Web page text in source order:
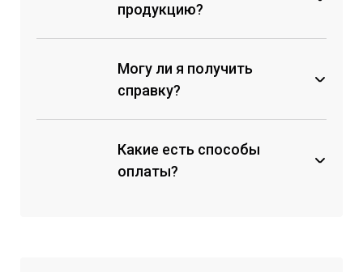
продукцию?
Могу ли я получить
справку?
Какие есть способы
оплаты?